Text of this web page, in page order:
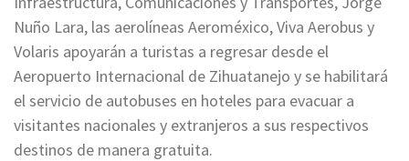
Nuño Lara, las aerolíneas Aeroméxico, Viva Aerobus y
Volaris apoyarán a turistas a regresar desde el
Aeropuerto Internacional de Zihuatanejo y se habilitará
el servicio de autobuses en hoteles para evacuar a
visitantes nacionales y extranjeros a sus respectivos
destinos de manera gratuita.